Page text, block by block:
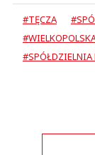
#TĘCZA
#SPÓŁDZIELNIA